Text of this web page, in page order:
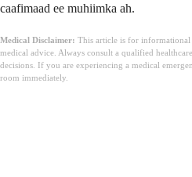
caafimaad ee muhiimka ah.
Medical Disclaimer: This article is for informational
medical advice. Always consult a qualified
decisions. If you are experiencing a medical
room immediately.